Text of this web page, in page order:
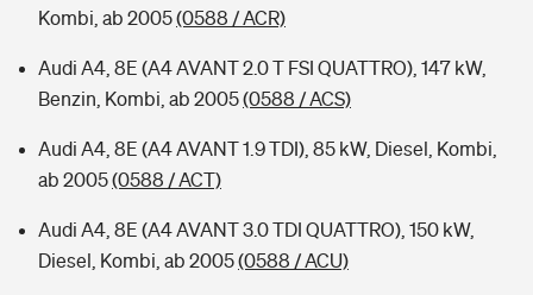
Kombi, ab 2005(0588 / ACR)
Audi A4, 8E (A4 AVANT 2.0 T FSI QUATTRO), 147 kW,
Benzin, Kombi, ab 2005(0588 / ACS)
Audi A4, 8E (A4 AVANT 1.9 TDI), 85 kW, Diesel, Kombi,
ab 2005(0588 / ACT)
Audi A4, 8E (A4 AVANT 3.0 TDI QUATTRO), 150 kW,
Diesel, Kombi, ab 2005(0588 / ACU)